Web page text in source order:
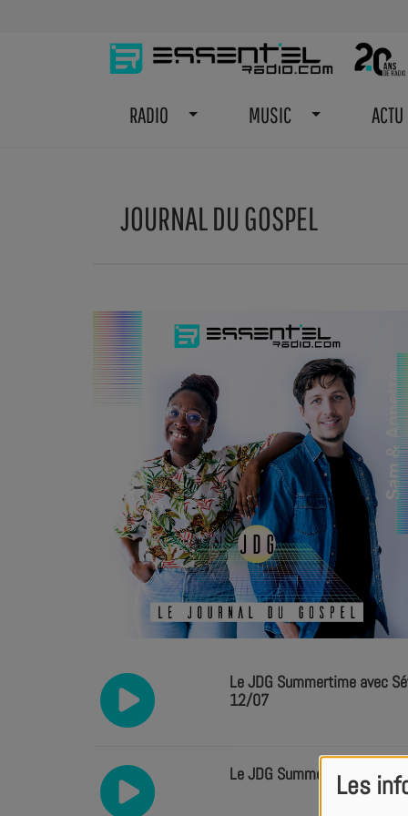
Les
RADIO MUSIC ACTU
JOURNAL DU GOSPEL
Le JDG Summertime avec
12/07
Le JDG Summertime avec